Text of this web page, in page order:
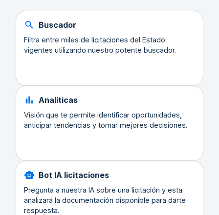
Buscador
Filtra entre miles de licitaciones del Estado
vigentes utilizando nuestro potente buscador.
Analíticas
Visión que te permite identificar oportunidades,
anticipar tendencias y tomar mejores decisiones.
Bot IA licitaciones
Pregunta a nuestra IA sobre una licitación y esta
analizará la documentación disponible para darte
respuesta.